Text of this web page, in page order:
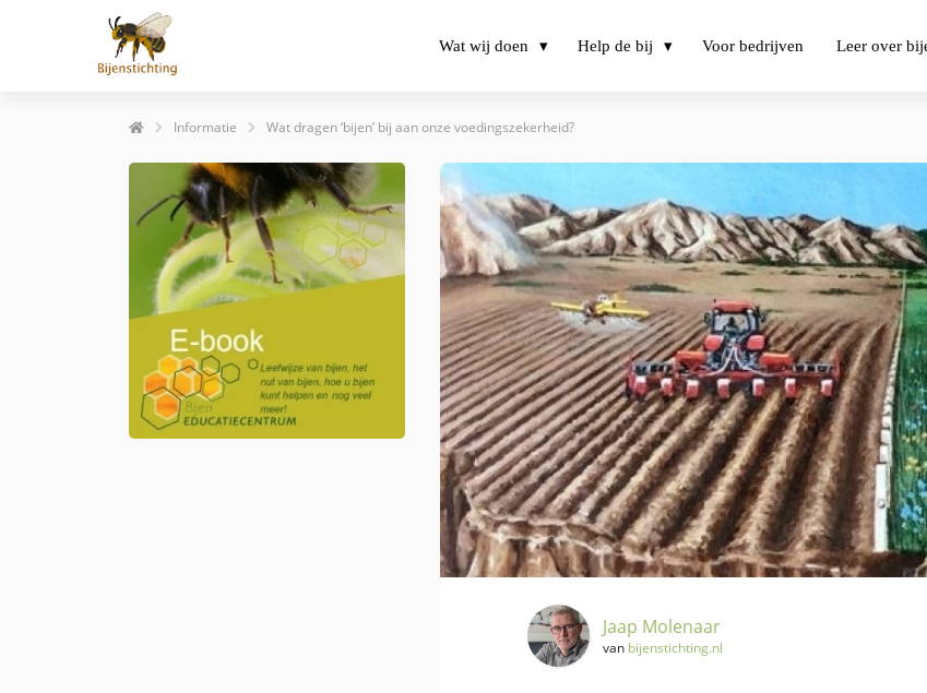
Wat wij doen Help de bij Voor bedrijven Leer over
Informatie Wat dragen ‘bijen’ bij aan onze voedingszekerheid?
Jaap Molenaar
van bijenstichting.nl